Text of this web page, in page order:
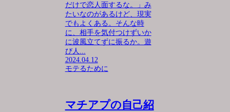
だけで恋人面するな。」み
たいなのがあるけど、現実
でもよくある。そんな時
に、相手を気付つけずいか
に波風立てずに振るか。遊
び人...
2024.04.12
モテるために
マチアプの自己紹